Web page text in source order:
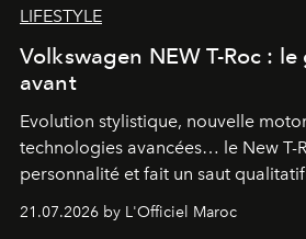
LIFESTYLE
Volkswagen NEW T-Roc :
avant
Evolution stylistique, nouvelle
technologies avancées… le New T-
personnalité et fait un saut
constructeur allemand a revu en
fétiche pour le rendre plus
21.07.2026 by L'Officiel Maroc